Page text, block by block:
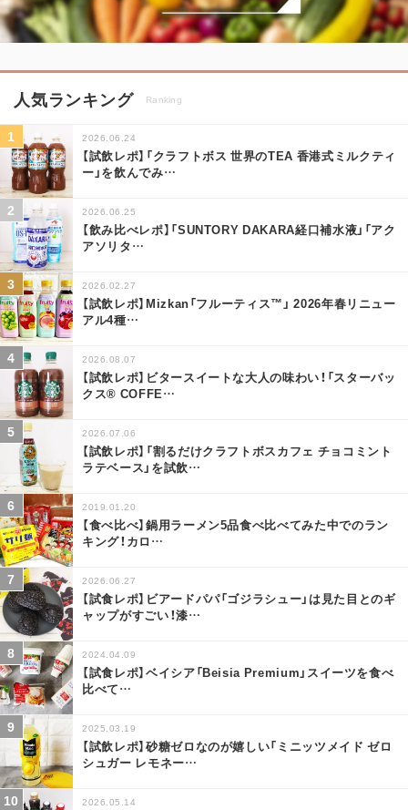
人気ランキング Ranking
2026.06.24
【試飲レポ】「クラフトボス 世界のTEA 香港式ミルクティ
ー」を飲んでみ…
2026.06.25
【飲み比べレポ】「SUNTORY DAKARA経口補水液」「アク
アソリタ…
2026.02.27
【試飲レポ】Mizkan「フルーティス™」 2026年春リニュー
アル4種…
2026.08.07
【試飲レポ】ビタースイートな大人の味わい！「スターバッ
クス® COFFE…
2026.07.06
【試飲レポ】「割るだけクラフトボスカフェ チョコミント
ラテベース」を試飲…
2019.01.20
【食べ比べ】鍋用ラーメン5品食べ比べてみた中でのラン
キング！カロ …
2026.06.27
【試食レポ】ビアードパパ「ゴジラシュー」は見た目とのギ
ャップがすごい！漆…
2024.04.09
【試食レポ】ベイシア「Beisia Premium」スイーツを食べ
比べて…
2025.03.19
【試飲レポ】砂糖ゼロなのが嬉しい「ミニッツメイド ゼロ
シュガー レモネー…
2026.05.14